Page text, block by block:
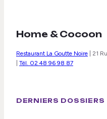
Home & Cocoon
Restaurant La Goutte Noire
21
Tél. 02 48 96 98 87
DERNIERS DOSSIERS